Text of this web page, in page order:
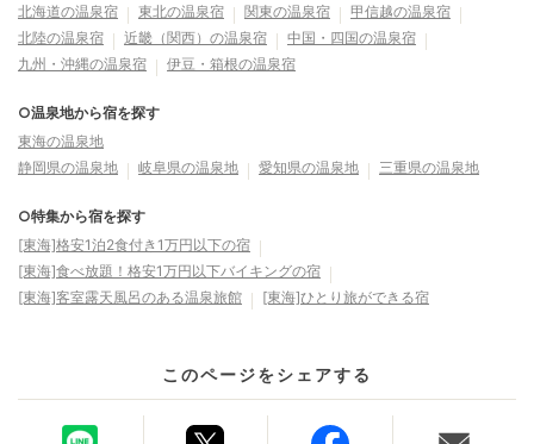
北海道の温泉宿
東北の温泉宿 関東の温泉宿
甲信越の温泉宿
北陸の温泉宿
近畿（関西）の温泉宿
中国・四国の温泉宿
九州・沖縄の温泉宿
伊豆・箱根の温泉宿
○温泉地から宿を探す
東海の温泉地
静岡県の温泉地
岐阜県の温泉地 愛知県の温泉地 三重県の温泉地
○特集から宿を探す
[東海]格安1泊2食付き1万円以下の宿
[東海]食べ放題！格安1万円以下バイキングの宿
[東海]客室露天風呂のある温泉旅館
[東海]ひとり旅ができる宿
このページをシェアする